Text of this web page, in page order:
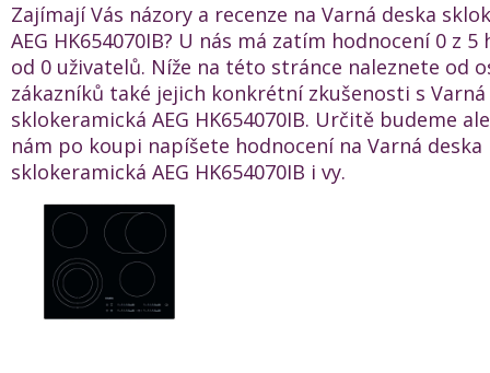
Zajímají Vás názory a recenze na Varná deska
AEG HK654070IB? U nás má zatím hodnocení 0 z 5
od 0 uživatelů. Níže na této stránce naleznete od
zákazníků také jejich konkrétní zkušenosti s Varná
sklokeramická AEG HK654070IB. Určitě budeme
nám po koupi napíšete hodnocení na Varná deska
sklokeramická AEG HK654070IB i vy.